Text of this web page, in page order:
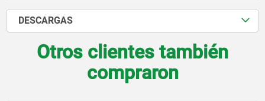
DESCARGAS
Otros clientes también
compraron